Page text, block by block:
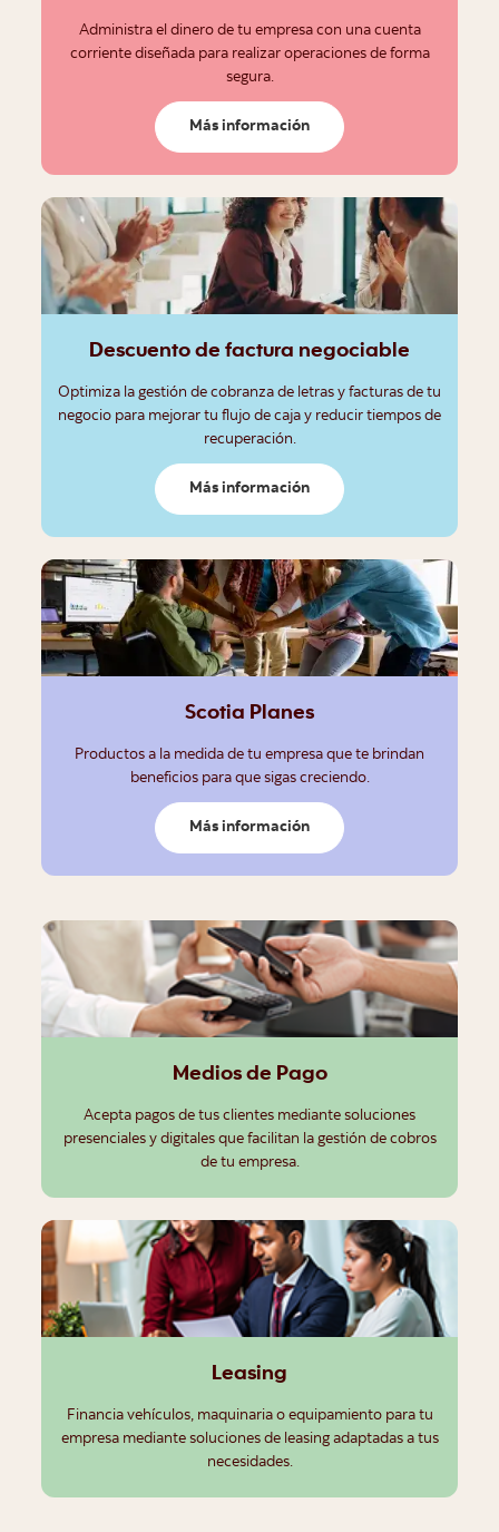
Administra el dinero de tu empresa con una cuenta
corriente diseñada para realizar operaciones de forma
segura.
Más información
Descuento de factura negociable
Optimiza la gestión de cobranza de letras y facturas de tu
negocio para mejorar tu flujo de caja y reducir tiempos de
recuperación.
Más información
Scotia Planes
Productos a la medida de tu empresa que te brindan
beneficios para que sigas creciendo.
Más información
Medios de Pago
Acepta pagos de tus clientes mediante soluciones
presenciales y digitales que facilitan la gestión de cobros
de tu empresa.
Leasing
Financia vehículos, maquinaria o equipamiento para tu
empresa mediante soluciones de leasing adaptadas a tus
necesidades.